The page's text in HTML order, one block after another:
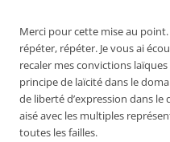
Merci pour cette mise au
répéter, répéter. Je vous ai
recaler mes convictions
principe de laïcité dans le
de liberté d’expression dans le
aisé avec les multiples
toutes les failles.